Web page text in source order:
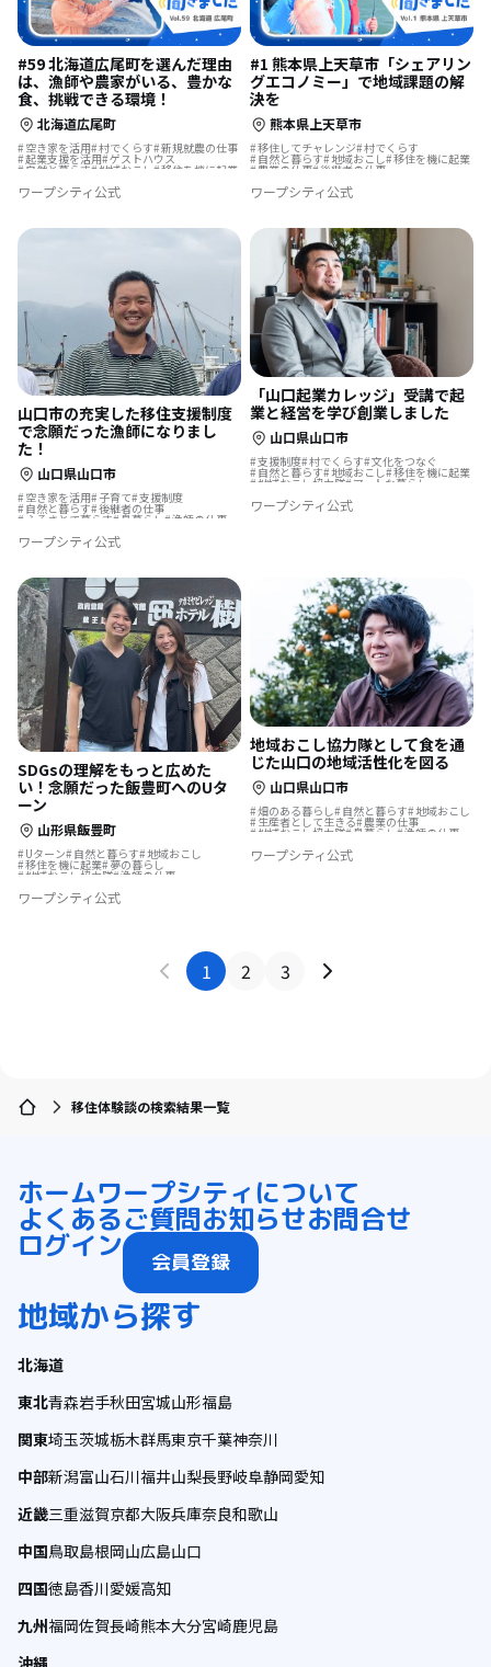
#59 北海道広尾町を選んだ理由
は、漁師や農家がいる、豊かな
食、挑戦できる環境！
北海道広尾町
空き家を活用 村でくらす 新規就農の仕事
起業支援を活用 ゲストハウス
自然と暮らす 地域おこし 移住を機に起業
ふるさとで暮らす
避暑地で過ごす 酪農の仕事
ワープシティ公式
#1 熊本県上天草市「シェアリン
グエコノミー」で地域課題の解
決を
熊本県上天草市
移住してチャレンジ 村でくらす
自然と暮らす 地域おこし 移住を機に起業
農業の仕事 後継者の仕事
地域おこし協力隊に聞いてみた
ワープシティ公式
山口市の充実した移住支援制度
で念願だった漁師になりまし
た！
山口県山口市
空き家を活用 子育て 支援制度
自然と暮らす 後継者の仕事
ふるさとで暮らす 島暮らし 漁師の仕事
ワープシティ公式
「山口起業カレッジ」受講で起
業と経営を学び創業しました
山口県山口市
支援制度 村でくらす 文化をつなぐ
自然と暮らす 地域おこし 移住を機に起業
地域おこし協力隊 アートな暮らし
伝統をつなぐ 温泉の近く
ワープシティ公式
SDGsの理解をもっと広めた
い！念願だった飯豊町へのUタ
ーン
山形県飯豊町
Uターン 自然と暮らす 地域おこし
移住を機に起業 夢の暮らし
地域おこし協力隊 漁師の仕事
ワープシティ公式
地域おこし協力隊として食を通
じた山口の地域活性化を図る
山口県山口市
畑のある暮らし 自然と暮らす 地域おこし
生産者として生きる 農業の仕事
地域おこし協力隊 島暮らし 漁師の仕事
ワープシティ公式
1 2 3
移住体験談の検索結果一覧
ホームワープシティについて
よくあるご質問お知らせお問合せ
ログイン 会員登録
地域から探す
北海道
東北青森岩手秋田宮城山形福島
関東埼玉茨城栃木群馬東京千葉神奈川
中部新潟富山石川福井山梨長野岐阜静岡愛知
近畿三重滋賀京都大阪兵庫奈良和歌山
中国鳥取島根岡山広島山口
四国徳島香川愛媛高知
九州福岡佐賀長崎熊本大分宮崎鹿児島